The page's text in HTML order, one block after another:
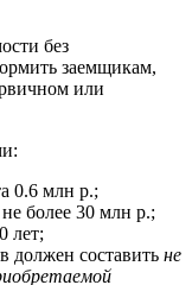
без
заемщикам,
или
0.6 млн р.;
более 30 млн р.;
лет;
должен составить не